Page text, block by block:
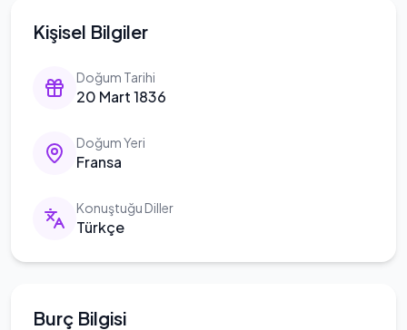
Kişisel Bilgiler
Doğum Tarihi
20 Mart 1836
Doğum Yeri
Fransa
Konuştuğu Diller
Türkçe
Burç Bilgisi